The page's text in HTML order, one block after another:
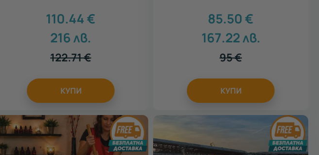
110.44€
216лв.
122.71€
КУПИ
85.50€
167.22лв.
95€
КУПИ